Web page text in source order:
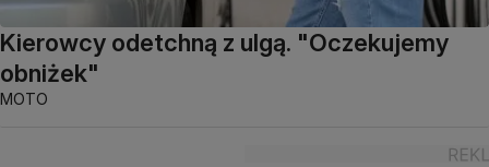
Kierowcy odetchną z ulgą. "Oczekujemy
obniżek"
MOTO